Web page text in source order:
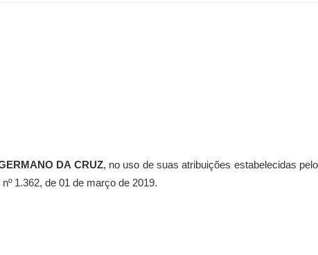
DA CRUZ, no uso de suas atribuições estabelecidas
1.362, de 01 de março de 2019.